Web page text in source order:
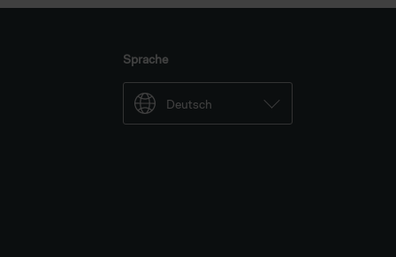
Sprache
Deutsch